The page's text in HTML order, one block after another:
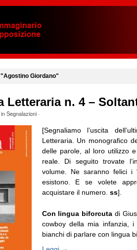
"Agostino Giordano"
Letteraria n. 4 –
Segnalazioni·
[Segnaliamo l’uscita
Letteraria. Un monografico
delle parole, al loro utilizzo
reale. Di seguito trovate
volume. Ne saranno felici i
esistono. E se volete
acquistare il numero. ss].
Con lingua biforcuta di
cowboy della mia infanzia,
bianchi di parlare con lingua